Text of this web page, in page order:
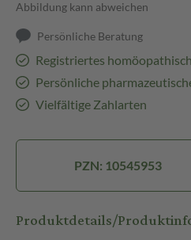
Abbildung kann abweichen
Persönliche Beratung
Registriertes
Persönliche
Vielfältige Zahlarten
PZN: 10545953
Produktdetails/